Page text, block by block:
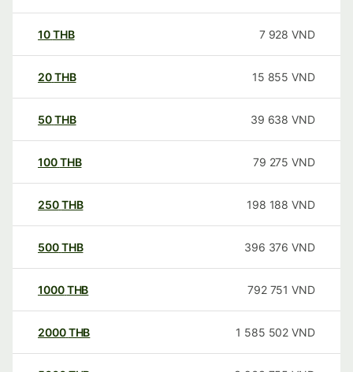
10THB 7 928 VND
20THB 15 855 VND
50THB 39 638 VND
100THB 79 275 VND
250THB 198 188 VND
500THB 396 376 VND
1000THB 792 751 VND
2000THB 1 585 502 VND